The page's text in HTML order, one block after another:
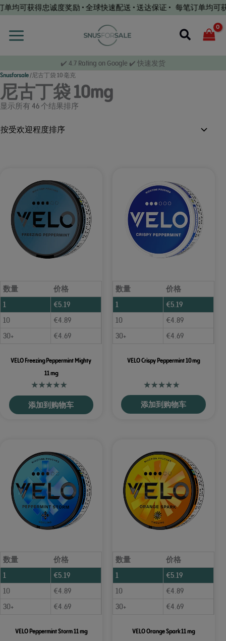
跳
至
得忠诚度奖励 • 全球快速配送 • 送达保证 • 每笔订单均可获得
搜
✔️ 4.7 Rating on Google ✔️ 快速发货
Snusforsale/尼古丁袋 10 毫克
尼古丁袋 10mg
显示所有 46 个结果按
受
迎
程
排序
数量
价格
1
€5.19
10
€4.89
30+
€4.69
VELO Freezing Peppermint Mighty
11 mg
添加到购物车
数量
价格
1
€5.19
10
€4.89
30+
€4.69
VELO Crispy Peppermint 10 mg
添加到购物车
数量
价格
1
€5.19
10
€4.89
30+
€4.69
VELO Peppermint Storm 11 mg
数量
价格
1
€5.19
10
€4.89
30+
€4.69
VELO Orange Spark 11 mg